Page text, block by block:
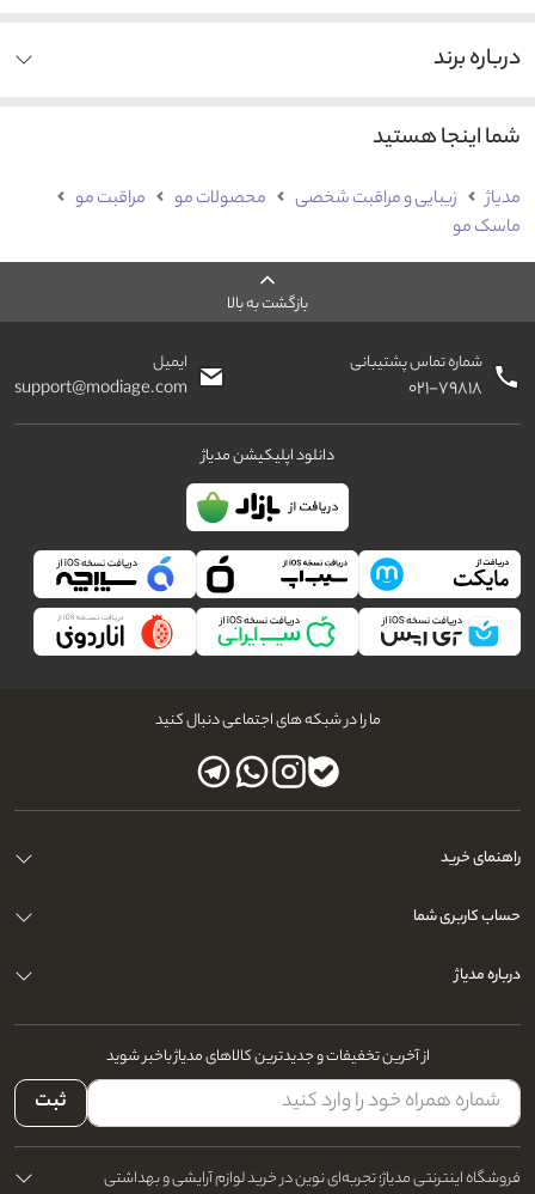
درباره برند
شما اینجا هستید
مدیاژ زیبایی و مراقبت شخصی محصولات مو
مراقبت مو
ماسک مو
بازگشت به بالا
شماره تماس پشتیبانی
۰۲۱-۷۹۸۱۸
ایمیل
support@modiage.com
دانلود اپلیکیشن مدیاژ
ما را در شبکه های اجتماعی دنبال کنید
راهنمای خرید
حساب کاربری شما
درباره مدیاژ
از آخرین تخفیفات و جدیدترین کالاهای مدیاژ باخبر شوید
ثبت
فروشگاه اینترنتی مدیاژ؛ تجربه‌ای نوین در خرید لوازم آرایشی و بهداشتی